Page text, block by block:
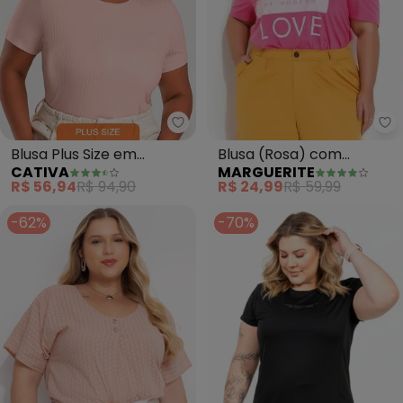
Cativa - Blusa Plus Size em
Blusa Plus Size em
Canelado (Rosa Claro)
CATIVA
R$ 56,94R$ 94,90
Blusa (Rosa) com
Mangas Bufantes Plus
Size
MARGUERITE
R$ 24,99R$ 59,99
-62%
-70%